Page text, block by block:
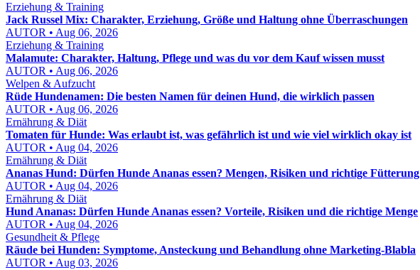
Erziehung & Training
Jack Russel Mix: Charakter, Erziehung, Größe und Haltung ohne Überraschungen
AUTOR • Aug 06, 2026
Erziehung & Training
Malamute: Charakter, Haltung, Pflege und was du vor dem Kauf wissen musst
AUTOR • Aug 06, 2026
Welpen & Aufzucht
Rüde Hundenamen: Die besten Namen für deinen Hund, die wirklich passen
AUTOR • Aug 06, 2026
Ernährung & Diät
Tomaten für Hunde: Was erlaubt ist, was gefährlich ist und wie viel wirklich okay ist
AUTOR • Aug 04, 2026
Ernährung & Diät
Ananas Hund: Dürfen Hunde Ananas essen? Mengen, Risiken und richtige Fütterung
AUTOR • Aug 04, 2026
Ernährung & Diät
Hund Ananas: Dürfen Hunde Ananas essen? Vorteile, Risiken und die richtige Menge
AUTOR • Aug 04, 2026
Gesundheit & Pflege
Räude bei Hunden: Symptome, Ansteckung und Behandlung ohne Marketing-Blabla
AUTOR • Aug 03, 2026